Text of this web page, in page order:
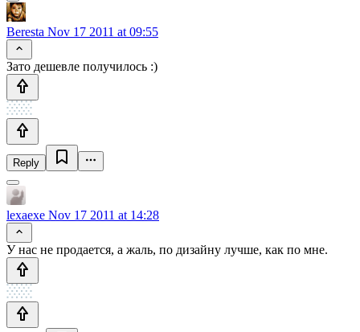
Beresta Nov 17 2011 at 09:55
Зато дешевле получилось :)
Reply
lexaexe Nov 17 2011 at 14:28
У нас не продается, а жаль, по дизайну лучше, как по мне.